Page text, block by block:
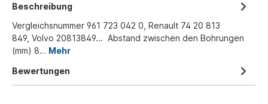
Beschreibung
Vergleichsnummer 961 723 042 0, Renault 74 20 813
849, Volvo 20813849... Abstand zwischen den Bohrungen
(mm) 8… Mehr
Bewertungen